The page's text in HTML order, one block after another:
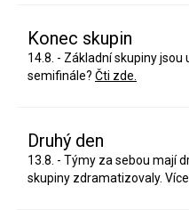
Konec skupin
14.8. - Základní skupiny jsou
semifinále? Čti zde.
Druhý den
13.8. - Týmy za sebou mají
skupiny zdramatizovaly.